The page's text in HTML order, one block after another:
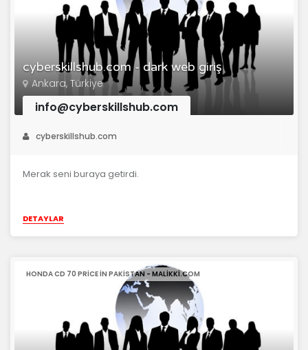
cyberskillshub.com - dark web giriş
Ankara, Türkiye
info@cyberskillshub.com
cyberskillshub.com
Merak seni buraya getirdi.
DETAYLAR
HONDA CD 70 PRICE IN PAKISTAN - MALIKKI.COM